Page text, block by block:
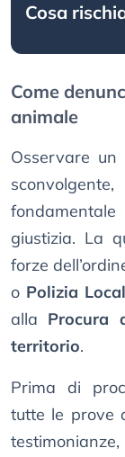
Cosa
Come
animale
Osservare
giustizia. La
forze
o Polizia
alla Procura
territorio.
Prima di
tutte le prove